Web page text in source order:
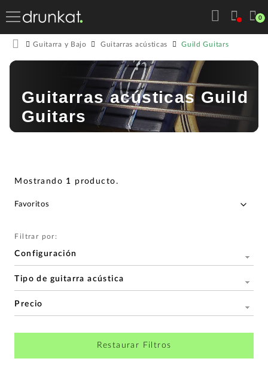
0
Guitarra y Bajo Guitarras acústicas Guild Guitars
Guitarras acústicas Guild
Guitars
Mostrando 1 producto.
Filtrar por:
Configuración
Tipo de guitarra acústica
Precio
Restaurar Filtros